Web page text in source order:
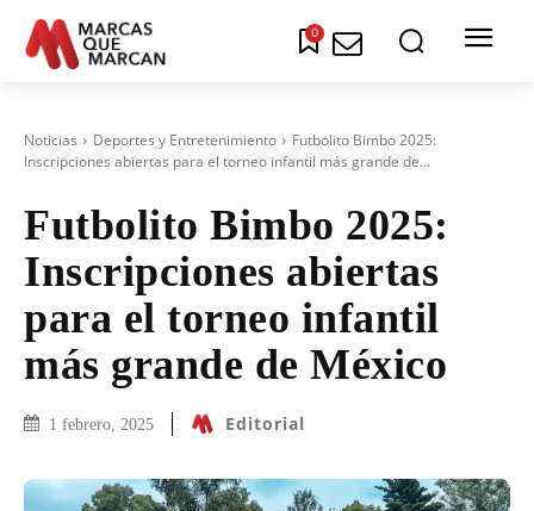
0
Noticias Deportes y Entretenimiento
Futbolito Bimbo 2025:
Inscripciones abiertas para el torneo infantil más grande de...
Futbolito Bimbo 2025:
Inscripciones abiertas
para el torneo infantil
más grande de México
1 febrero, 2025 Editorial